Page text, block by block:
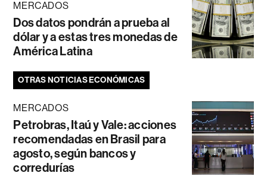
MERCADOS
Dos datos pondrán a prueba al
dólar y a estas tres monedas de
América Latina
OTRAS NOTICIAS ECONÓMICAS
MERCADOS
Petrobras, Itaú y Vale: acciones
recomendadas en Brasil para
agosto, según bancos y
corredurías